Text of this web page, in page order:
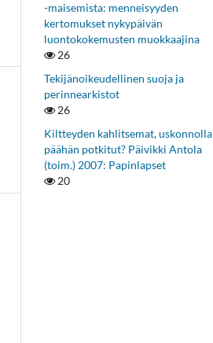
-maisemista: menneisyyden
kertomukset nykypäivän
luontokokemusten muokkaajina
26
Tekijänoikeudellinen suoja ja
perinnearkistot
26
Kiltteyden kahlitsemat, uskonnolla
päähän potkitut? Päivikki Antola
(toim.) 2007: Papinlapset
20